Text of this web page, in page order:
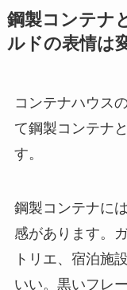
鋼製コンテナ
ルドの表情は
コンテナハウス
て鋼製コンテナ
す。
鋼製コンテナに
感があります。
トリエ、宿泊施
いい。黒いフレ